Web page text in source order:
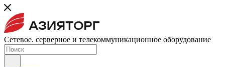
Сетевое. серверное и телекоммуникационное оборудование